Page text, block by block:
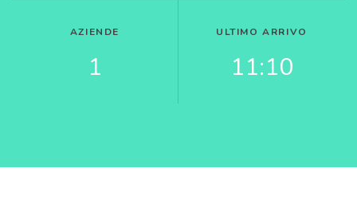
AZIENDE
1
ULTIMO ARRIVO
11:10